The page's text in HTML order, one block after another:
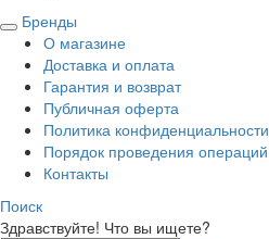
Бренды
О магазине
Доставка и оплата
Гарантия и возврат
Публичная оферта
Политика конфиденциальности
Порядок проведения операций
Контакты
Поиск
Здравствуйте! Что вы ищете?